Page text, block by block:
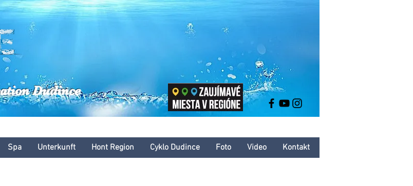
kultúrne leto
Dudince
Spa Unterkunft Hont Region Cyklo Dudince Foto Video Kontakt